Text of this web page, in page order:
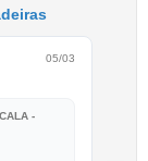
05/03
-